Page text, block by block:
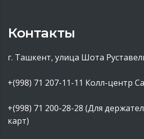
Контакты
г. Ташкент, улица Шота
+(998) 71 207-11-11 Колл-центр
+(998) 71 200-28-28 (Для
карт)